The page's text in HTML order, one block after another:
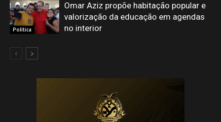
Política
Omar Aziz propõe habitação popular e
valorização da educação em agendas
no interior